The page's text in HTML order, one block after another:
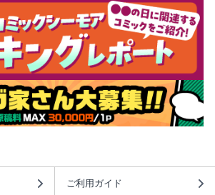
ご利用ガイド